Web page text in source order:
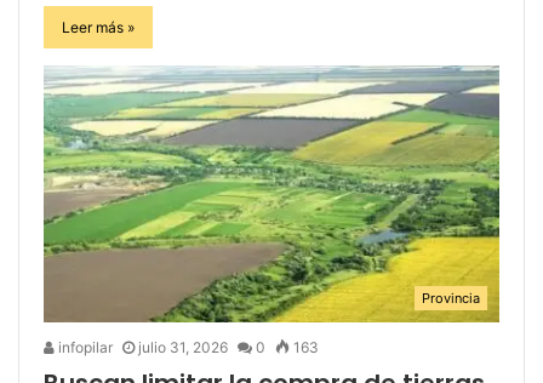
Leer más »
Provincia
infopilar julio 31, 2026 0 163